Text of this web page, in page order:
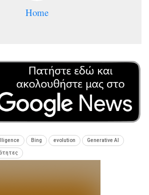
Home
Bing evolution Generative AI